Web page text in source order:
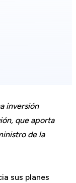
inversión
que aporta
de la
sus planes